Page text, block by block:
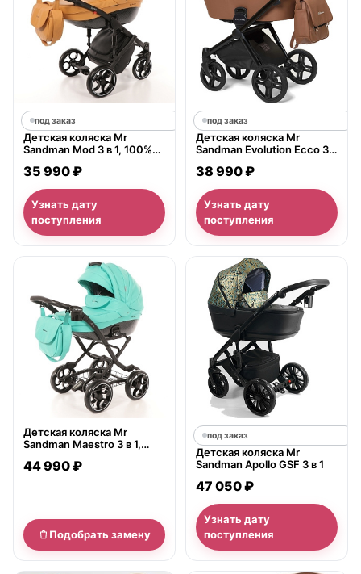
под заказ
Детская коляска Mr
Sandman Mod 3 в 1, 100%
35 990 ₽
Узнать дату
поступления
под заказ
Детская коляска Mr
Sandman Evolution Ecco 3 в
38 990 ₽
Узнать дату
поступления
нет в продаже
Детская коляска Mr
Sandman Maestro 3 в 1,
44 990 ₽
Подобрать замену
под заказ
Детская коляска Mr
Sandman Apollo GSF 3 в 1
47 050 ₽
Узнать дату
поступления